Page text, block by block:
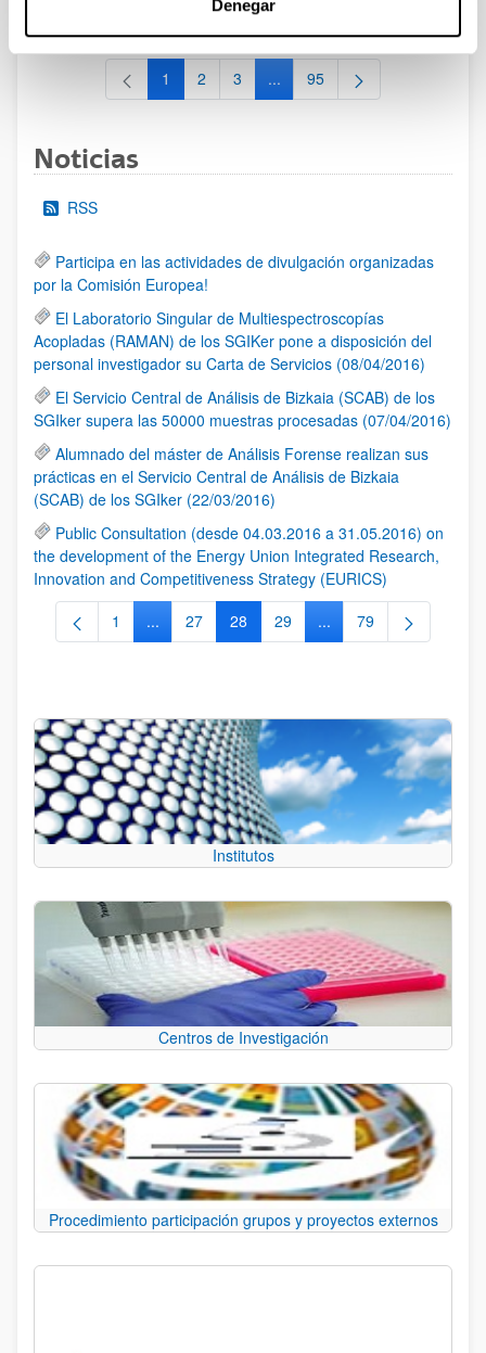
Denegar
al 30/07/2026 (ambos incluídos)
Página
1 Página
2 Página
3 ...Páginas intermedias Use TAB
Página
95
Noticias
RSS
Participa en las actividades de divulgación organizadas
por la Comisión Europea!
El Laboratorio Singular de Multiespectroscopías
Acopladas (RAMAN) de los SGIKer pone a disposición del
personal investigador su Carta de Servicios (08/04/2016)
El Servicio Central de Análisis de Bizkaia (SCAB) de los
SGIker supera las 50000 muestras procesadas (07/04/2016)
Alumnado del máster de Análisis Forense realizan sus
prácticas en el Servicio Central de Análisis de Bizkaia
(SCAB) de los SGIker (22/03/2016)
Public Consultation (desde 04.03.2016 a 31.05.2016) on
the development of the Energy Union Integrated Research,
Innovation and Competitiveness Strategy (EURICS)
Página
1 ...Páginas intermedias Use TAB para desplazarse.
Página
27 Página
28 Página
29 ...Páginas intermedias
Página
79
Institutos
Centros de Investigación
Procedimiento participación grupos y proyectos externos